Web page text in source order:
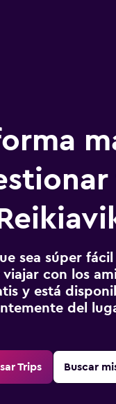
sea súper
con los
y está
del
Trips Buscar